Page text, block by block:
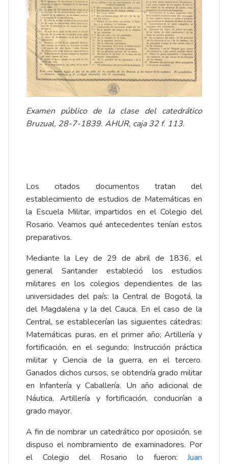
Examen público de la clase del catedrático
Bruzual, 28-7-1839. AHUR, caja 32 f. 113.
Los citados documentos tratan del
establecimiento de estudios de Matemáticas en
la Escuela Militar, impartidos en el Colegio del
Rosario. Veamos qué antecedentes tenían estos
preparativos.
Mediante la Ley de 29 de abril de 1836, el
general Santander estableció los estudios
militares en los colegios dependientes de las
universidades del país: la Central de Bogotá, la
del Magdalena y la del Cauca. En el caso de la
Central, se establecerían las siguientes cátedras:
Matemáticas puras, en el primer año; Artillería y
fortificación, en el segundo; Instrucción práctica
militar y Ciencia de la guerra, en el tercero.
Ganados dichos cursos, se obtendría grado militar
en Infantería y Caballería. Un año adicional de
Náutica, Artillería y fortificación, conducirían a
grado mayor.
A fin de nombrar un catedrático por oposición, se
dispuso el nombramiento de examinadores. Por
el Colegio del Rosario lo fueron: Juan